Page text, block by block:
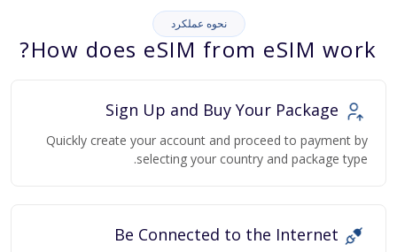
نحوه عملکرد
How does eSIM from eSIM work?
Quickly create your account and proceed to payment by
selecting your country and package type.